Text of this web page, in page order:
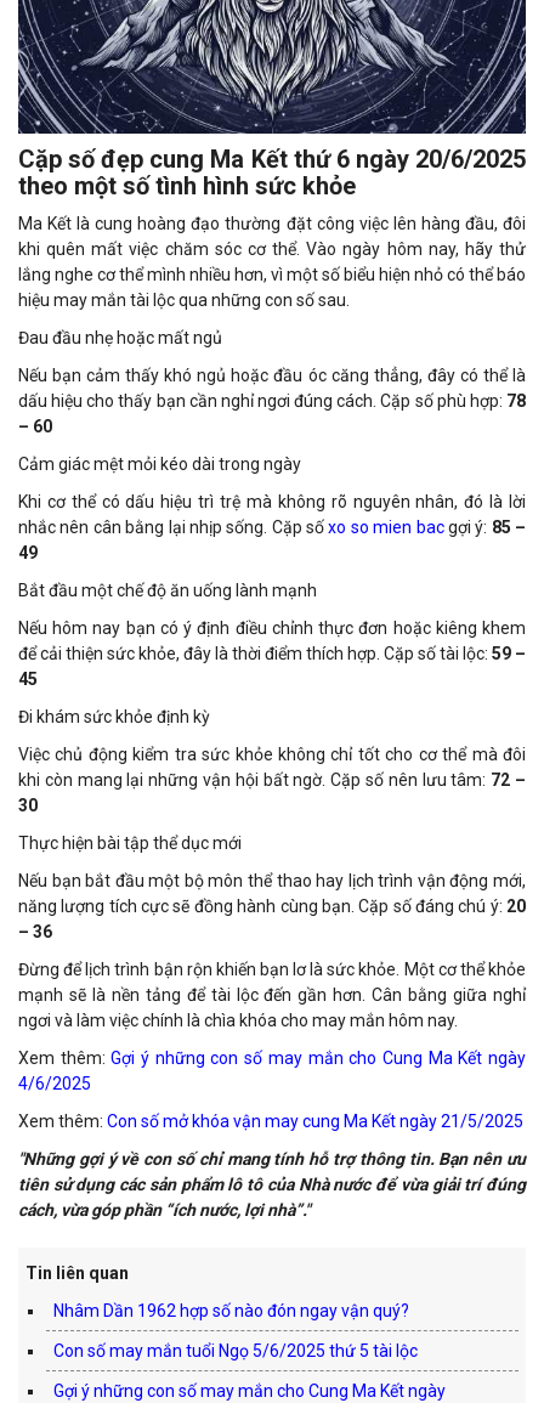
Cặp số đẹp cung Ma Kết thứ 6 ngày 20/6/2025
theo một số tình hình sức khỏe
Ma Kết là cung hoàng đạo thường đặt công việc lên hàng đầu, đôi
khi quên mất việc chăm sóc cơ thể. Vào ngày hôm nay, hãy thử
lắng nghe cơ thể mình nhiều hơn, vì một số biểu hiện nhỏ có thể báo
hiệu may mắn tài lộc qua những con số sau.
Đau đầu nhẹ hoặc mất ngủ
Nếu bạn cảm thấy khó ngủ hoặc đầu óc căng thẳng, đây có thể là
dấu hiệu cho thấy bạn cần nghỉ ngơi đúng cách. Cặp số phù hợp: 78
– 60
Cảm giác mệt mỏi kéo dài trong ngày
Khi cơ thể có dấu hiệu trì trệ mà không rõ nguyên nhân, đó là lời
nhắc nên cân bằng lại nhịp sống. Cặp sốxo so mien bacgợi ý: 85 –
49
Bắt đầu một chế độ ăn uống lành mạnh
Nếu hôm nay bạn có ý định điều chỉnh thực đơn hoặc kiêng khem
để cải thiện sức khỏe, đây là thời điểm thích hợp. Cặp số tài lộc: 59 –
45
Đi khám sức khỏe định kỳ
Việc chủ động kiểm tra sức khỏe không chỉ tốt cho cơ thể mà đôi
khi còn mang lại những vận hội bất ngờ. Cặp số nên lưu tâm: 72 –
30
Thực hiện bài tập thể dục mới
Nếu bạn bắt đầu một bộ môn thể thao hay lịch trình vận động mới,
năng lượng tích cực sẽ đồng hành cùng bạn. Cặp số đáng chú ý: 20
– 36
Đừng để lịch trình bận rộn khiến bạn lơ là sức khỏe. Một cơ thể khỏe
mạnh sẽ là nền tảng để tài lộc đến gần hơn. Cân bằng giữa nghỉ
ngơi và làm việc chính là chìa khóa cho may mắn hôm nay.
Xem thêm:Gợi ý những con số may mắn cho Cung Ma Kết ngày
4/6/2025
Xem thêm: Con số mở khóa vận may cung Ma Kết ngày 21/5/2025
"Những gợi ý về con số chỉ mang tính hỗ trợ thông tin. Bạn nên ưu
tiên sử dụng các sản phẩm lô tô của Nhà nước để vừa giải trí đúng
cách, vừa góp phần “ích nước, lợi nhà”."
Tin liên quan
Nhâm Dần 1962 hợp số nào đón ngay vận quý?
Con số may mắn tuổi Ngọ 5/6/2025 thứ 5 tài lộc
Gợi ý những con số may mắn cho Cung Ma Kết ngày